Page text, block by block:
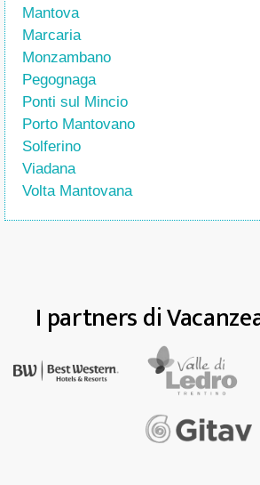
Mantova
Marcaria
Monzambano
Pegognaga
Ponti sul Mincio
Porto Mantovano
Solferino
Viadana
Volta Mantovana
I partners di